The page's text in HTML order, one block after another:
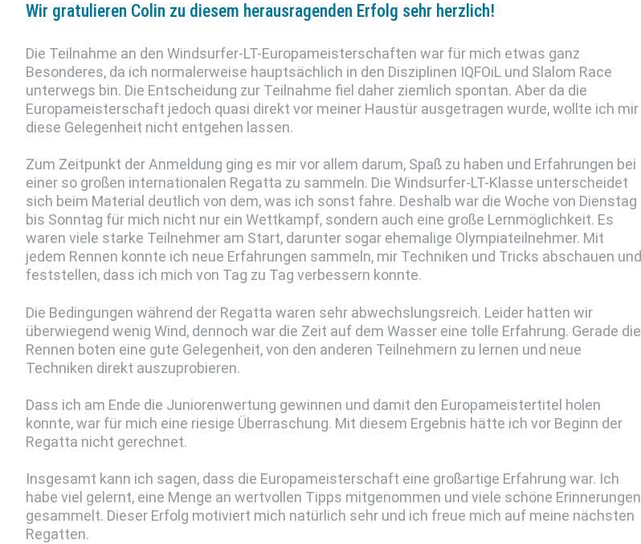
Wir gratulieren Colin zu diesem herausragenden Erfolg sehr herzlich!
Die Teilnahme an den Windsurfer-LT-Europameisterschaften war für mich etwas ganz
Besonderes, da ich normalerweise hauptsächlich in den Disziplinen IQFOiL und Slalom Race
unterwegs bin. Die Entscheidung zur Teilnahme fiel daher ziemlich spontan. Aber da die
Europameisterschaft jedoch quasi direkt vor meiner Haustür ausgetragen wurde, wollte ich mir
diese Gelegenheit nicht entgehen lassen.
Zum Zeitpunkt der Anmeldung ging es mir vor allem darum, Spaß zu haben und Erfahrungen bei
einer so großen internationalen Regatta zu sammeln. Die Windsurfer-LT-Klasse unterscheidet
sich beim Material deutlich von dem, was ich sonst fahre. Deshalb war die Woche von Dienstag
bis Sonntag für mich nicht nur ein Wettkampf, sondern auch eine große Lernmöglichkeit. Es
waren viele starke Teilnehmer am Start, darunter sogar ehemalige Olympiateilnehmer. Mit
jedem Rennen konnte ich neue Erfahrungen sammeln, mir Techniken und Tricks abschauen und
feststellen, dass ich mich von Tag zu Tag verbessern konnte.
Die Bedingungen während der Regatta waren sehr abwechslungsreich. Leider hatten wir
überwiegend wenig Wind, dennoch war die Zeit auf dem Wasser eine tolle Erfahrung. Gerade die
Rennen boten eine gute Gelegenheit, von den anderen Teilnehmern zu lernen und neue
Techniken direkt auszuprobieren.
Dass ich am Ende die Juniorenwertung gewinnen und damit den Europameistertitel holen
konnte, war für mich eine riesige Überraschung. Mit diesem Ergebnis hätte ich vor Beginn der
Regatta nicht gerechnet.
Insgesamt kann ich sagen, dass die Europameisterschaft eine großartige Erfahrung war. Ich
habe viel gelernt, eine Menge an wertvollen Tipps mitgenommen und viele schöne Erinnerungen
gesammelt. Dieser Erfolg motiviert mich natürlich sehr und ich freue mich auf meine nächsten
Regatten.